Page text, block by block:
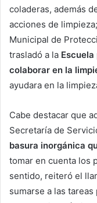
coladeras, además
acciones de
Municipal de
trasladó a la
colaborar en la
ayudara en la
Cabe destacar que
Secretaría de
basura inorgánica
tomar en cuenta los
sentido, reiteró el
sumarse a las